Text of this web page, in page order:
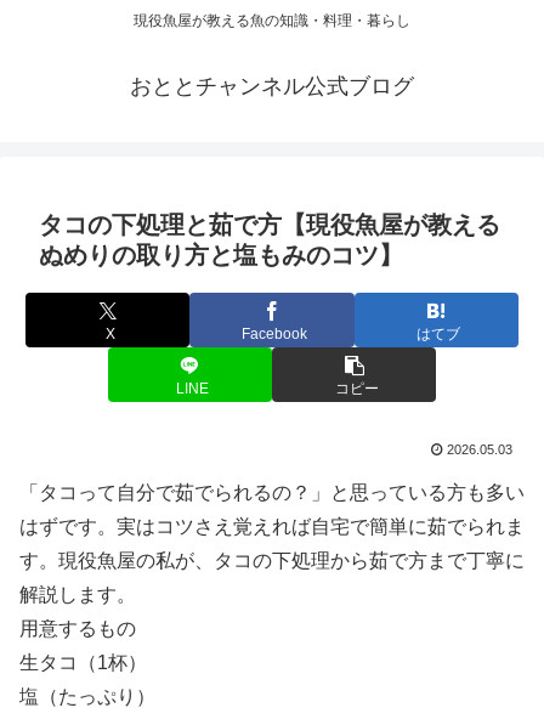
現役魚屋が教える魚の知識・料理・暮らし
おととチャンネル公式ブログ
タコの下処理と茹で方【現役魚屋が教える
ぬめりの取り方と塩もみのコツ】
X Facebook はてブ
LINE コピー
2026.05.03
「タコって自分で茹でられるの？」と思っている方も多い
はずです。実はコツさえ覚えれば自宅で簡単に茹でられま
す。現役魚屋の私が、タコの下処理から茹で方まで丁寧に
解説します。
用意するもの
生タコ（1杯）
塩（たっぷり）